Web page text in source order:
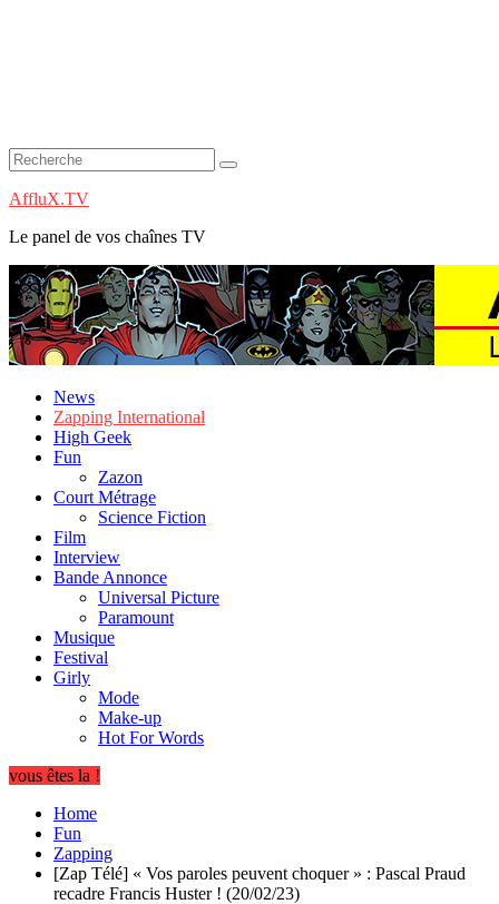
AffluX.TV
Le panel de vos chaînes TV
News
Zapping International
High Geek
Fun
Zazon
Court Métrage
Science Fiction
Film
Interview
Bande Annonce
Universal Picture
Paramount
Musique
Festival
Girly
Mode
Make-up
Hot For Words
vous êtes la !
Home
Fun
Zapping
[Zap Télé] « Vos paroles peuvent choquer » : Pascal Praud
recadre Francis Huster ! (20/02/23)